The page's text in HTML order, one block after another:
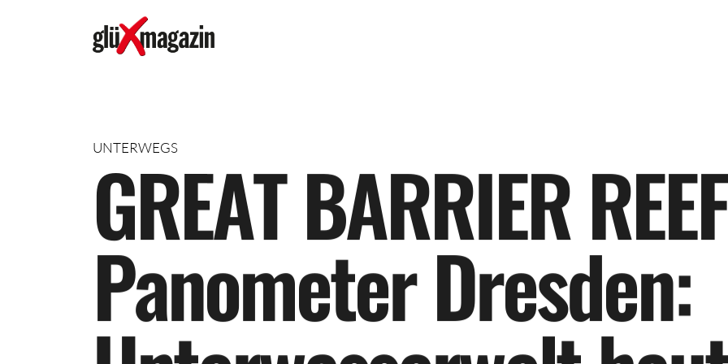
UNTERWEGS
GREATBARRIERREEF
PanometerDresden: